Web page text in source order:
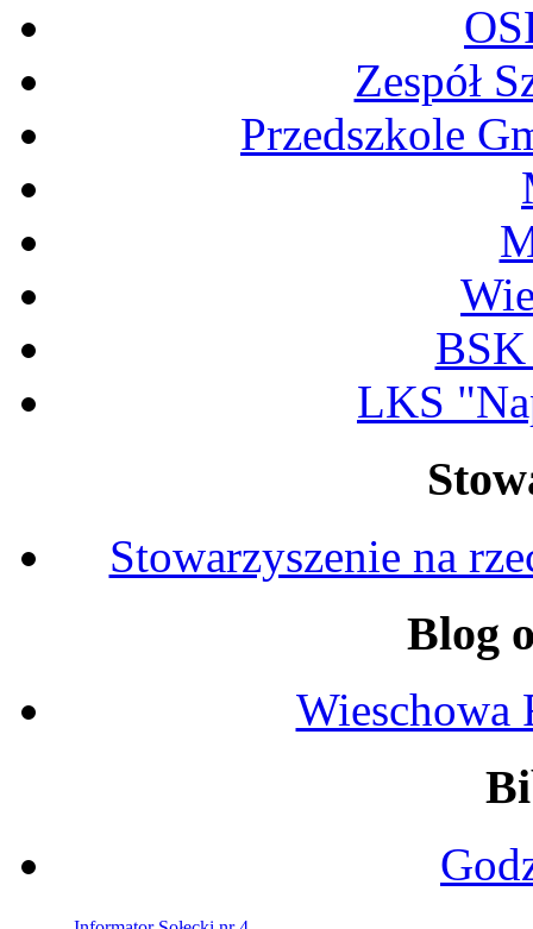
Zespół
Przedszkole
LKS
Stowarzyszenie na
Blog
Wieschowa